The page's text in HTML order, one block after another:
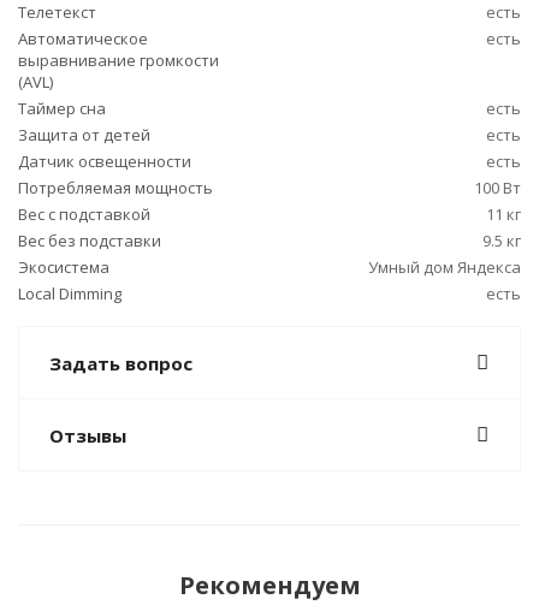
Телетекст
есть
Автоматическое
выравнивание громкости
(AVL)
есть
Таймер сна
есть
Защита от детей
есть
Датчик освещенности
есть
Потребляемая мощность
100 Вт
Вес с подставкой
11 кг
Вес без подставки
9.5 кг
Экосистема
Умный дом Яндекса
Local Dimming
есть
Задать вопрос
Отзывы
Рекомендуем